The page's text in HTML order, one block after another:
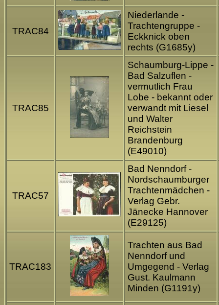
TRAC84
Niederlande -
Trachtengruppe -
Eckknick oben
rechts (G1685y)
TRAC85
Schaumburg-Lippe -
Bad Salzuflen -
vermutlich Frau
Lobe - bekannt oder
verwandt mit Liesel
und Walter
Reichstein
Brandenburg
(E49010)
TRAC57
Bad Nenndorf -
Nordschaumburger
Trachtenmädchen -
Verlag Gebr.
Jänecke Hannover
(E29125)
TRAC183
Trachten aus Bad
Nenndorf und
Umgegend - Verlag
Gust. Kaulmann
Minden (G1191y)